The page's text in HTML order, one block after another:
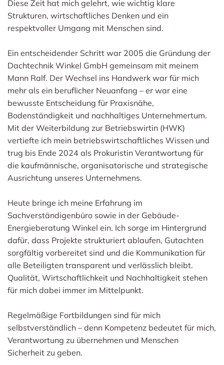
Diese Zeit hat mich gelehrt, wie wichtig klare
Strukturen, wirtschaftliches Denken und ein
respektvoller Umgang mit Menschen sind.
Ein entscheidender Schritt war 2005 die Gründung der
Dachtechnik Winkel GmbH gemeinsam mit meinem
Mann Ralf. Der Wechsel ins Handwerk war für mich
mehr als ein beruflicher Neuanfang – er war eine
bewusste Entscheidung für Praxisnähe,
Bodenständigkeit und nachhaltiges Unternehmertum.
Mit der Weiterbildung zur Betriebswirtin (HWK)
vertiefte ich mein betriebswirtschaftliches Wissen und
trug bis Ende 2024 als Prokuristin Verantwortung für
die kaufmännische, organisatorische und strategische
Ausrichtung unseres Unternehmens.
Heute bringe ich meine Erfahrung im
Sachverständigenbüro sowie in der Gebäude-
Energieberatung Winkel ein. Ich sorge im Hintergrund
dafür, dass Projekte strukturiert ablaufen, Gutachten
sorgfältig vorbereitet sind und die Kommunikation für
alle Beteiligten transparent und verlässlich bleibt.
Qualität, Wirtschaftlichkeit und Nachhaltigkeit stehen
für mich dabei immer im Mittelpunkt.
Regelmäßige Fortbildungen sind für mich
selbstverständlich – denn Kompetenz bedeutet für mich,
Verantwortung zu übernehmen und Menschen
Sicherheit zu geben.